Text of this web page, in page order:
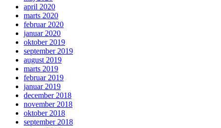
april 2020
marts 2020
februar 2020
januar 2020
oktober 2019
september 2019
august 2019
marts 2019
februar 2019
januar 2019
december 2018
november 2018
oktober 2018
september 2018